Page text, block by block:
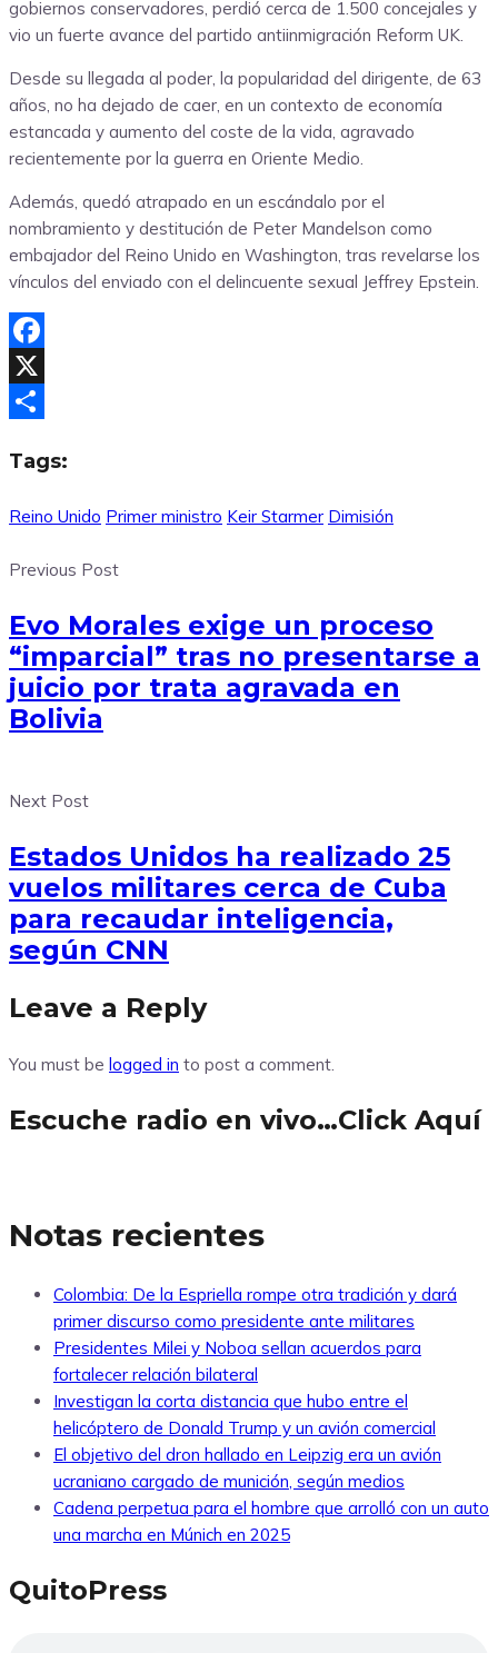
gobiernos conservadores, perdió cerca de 1.500 concejales y
vio un fuerte avance del partido antiinmigración Reform UK.
Desde su llegada al poder, la popularidad del dirigente, de 63
años, no ha dejado de caer, en un contexto de economía
estancada y aumento del coste de la vida, agravado
recientemente por la guerra en Oriente Medio.
Además, quedó atrapado en un escándalo por el
nombramiento y destitución de Peter Mandelson como
embajador del Reino Unido en Washington, tras revelarse los
vínculos del enviado con el delincuente sexual Jeffrey Epstein.
Facebook
X
Tags:
Reino Unido Primer ministro Keir Starmer Dimisión
Previous Post
Evo Morales exige un proceso
“imparcial” tras no presentarse a
juicio por trata agravada en
Bolivia
Next Post
Estados Unidos ha realizado 25
vuelos militares cerca de Cuba
para recaudar inteligencia,
según CNN
Leave a Reply
You must be logged in to post a comment.
Escuche radio en vivo…Click Aquí
Notas recientes
Colombia: De la Espriella rompe otra tradición y dará
primer discurso como presidente ante militares
Presidentes Milei y Noboa sellan acuerdos para
fortalecer relación bilateral
Investigan la corta distancia que hubo entre el
helicóptero de Donald Trump y un avión comercial
El objetivo del dron hallado en Leipzig era un avión
ucraniano cargado de munición, según medios
Cadena perpetua para el hombre que arrolló con un auto
una marcha en Múnich en 2025
QuitoPress